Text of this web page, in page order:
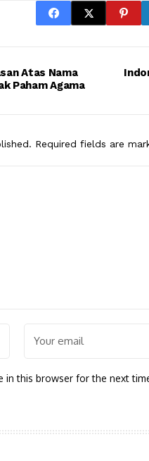
Atas Nama
Paham Agama
Required fields are
in this browser for the next